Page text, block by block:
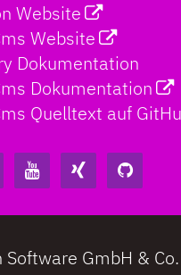
Website
Website
Dokumentation
Dokumentation
Quelltext auf
GmbH & Co.